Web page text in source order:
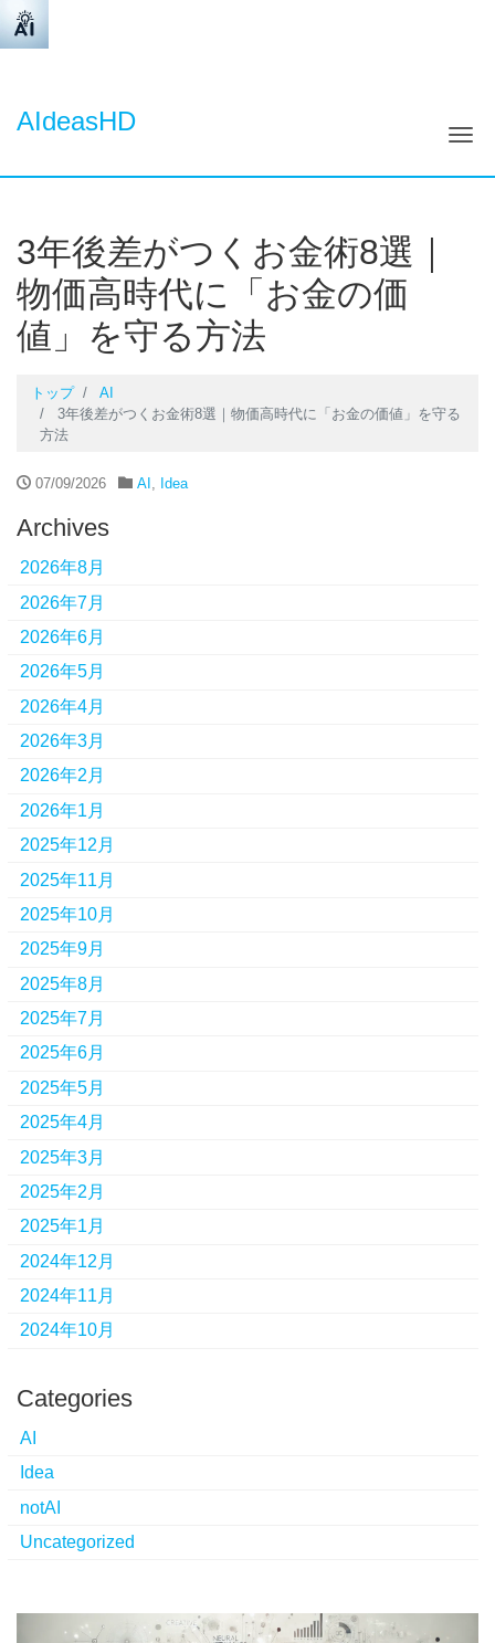
AIdeasHD
ナ
3年後差がつくお金術8選｜
物価高時代に「お金の価
値」を守る方法
トップ
AI
3年後差がつくお金術8選｜物価高時代に「お金の価値」を守る
方法
07/09/2026 AI , Idea
Archives
2026年8月
2026年7月
2026年6月
2026年5月
2026年4月
2026年3月
2026年2月
2026年1月
2025年12月
2025年11月
2025年10月
2025年9月
2025年8月
2025年7月
2025年6月
2025年5月
2025年4月
2025年3月
2025年2月
2025年1月
2024年12月
2024年11月
2024年10月
Categories
AI
Idea
notAI
Uncategorized